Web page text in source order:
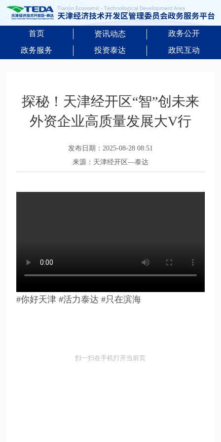
首页 资讯动态
政务公开
政务服务
投资泰达 政民互动
探秘！天津经开区“智”创未来
外资企业高质量发展大V行
发布日期：2025-08-28 08:51
来源：天津经开区—泰达
#你好天津 #活力泰达 #只在滨海
扫一扫在手机打开当前页